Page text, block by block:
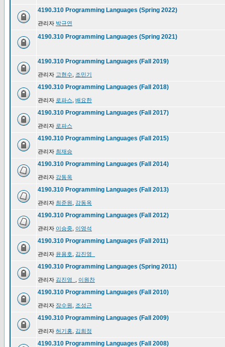
4190.310 Programming Languages (Spring 2022)
관리자 박규연
4190.310 Programming Languages (Spring 2021)
4190.310 Programming Languages (Fall 2019)
관리자 고현수 조민기
4190.310 Programming Languages (Fall 2018)
관리자 로파스 배요한
4190.310 Programming Languages (Fall 2017)
관리자 로파스
4190.310 Programming Languages (Fall 2015)
관리자 최재승
4190.310 Programming Languages (Fall 2014)
관리자 강동옥
4190.310 Programming Languages (Fall 2013)
관리자 최준원 강동옥
4190.310 Programming Languages (Fall 2012)
관리자 이승중 이영석
4190.310 Programming Languages (Fall 2011)
관리자 윤용호 김진영_
4190.310 Programming Languages (Spring 2011)
관리자 김진영_ 이원찬
4190.310 Programming Languages (Fall 2010)
관리자 장수원 조성근
4190.310 Programming Languages (Fall 2009)
관리자 허기홍 김희정
4190.310 Programming Languages (Fall 2008)